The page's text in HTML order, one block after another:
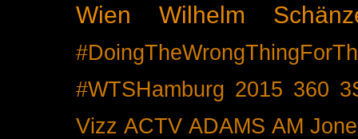
Wien
Wilhelm
#WTSHamburg 2015 360
Vizz ACTV ADAMS AM